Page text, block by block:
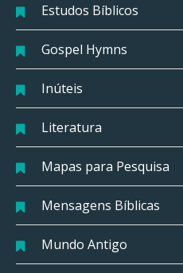
Estudos Bíblicos
Gospel Hymns
Inúteis
Literatura
Mapas para Pesquisa
Mensagens Bíblicas
Mundo Antigo